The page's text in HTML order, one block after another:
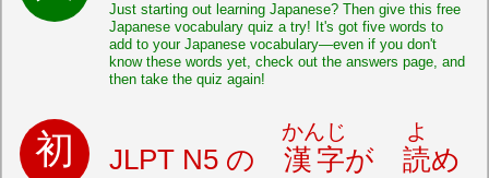
Just starting out learning Japanese? Then give this free
Japanese vocabulary quiz a try! It's got five words to
add to your Japanese vocabulary—even if you don't
know these words yet, check out the answers page, and
then take the quiz again!
JLPT N5 の 漢字
かんじ
が 読
よ
め